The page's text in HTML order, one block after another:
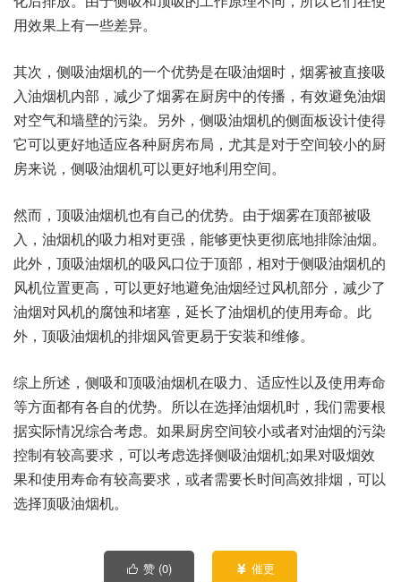
用效果上有一些差异。
其次，侧吸油烟机的一个优势是在吸油烟时，烟雾被直接吸
入油烟机内部，减少了烟雾在厨房中的传播，有效避免油烟
对空气和墙壁的污染。另外，侧吸油烟机的侧面板设计使得
它可以更好地适应各种厨房布局，尤其是对于空间较小的厨
房来说，侧吸油烟机可以更好地利用空间。
然而，顶吸油烟机也有自己的优势。由于烟雾在顶部被吸
入，油烟机的吸力相对更强，能够更快更彻底地排除油烟。
此外，顶吸油烟机的吸风口位于顶部，相对于侧吸油烟机的
风机位置更高，可以更好地避免油烟经过风机部分，减少了
油烟对风机的腐蚀和堵塞，延长了油烟机的使用寿命。此
外，顶吸油烟机的排烟风管更易于安装和维修。
综上所述，侧吸和顶吸油烟机在吸力、适应性以及使用寿命
等方面都有各自的优势。所以在选择油烟机时，我们需要根
据实际情况综合考虑。如果厨房空间较小或者对油烟的污染
控制有较高要求，可以考虑选择侧吸油烟机;如果对吸烟效
果和使用寿命有较高要求，或者需要长时间高效排烟，可以
选择顶吸油烟机。
 赞 (0)  催更